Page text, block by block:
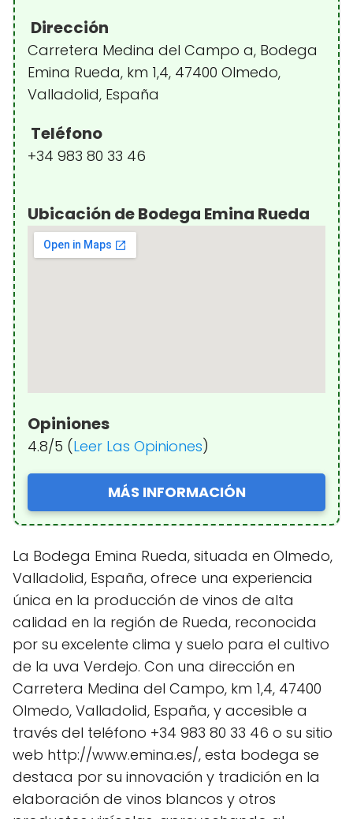
Dirección
Carretera Medina del Campo a, Bodega
Emina Rueda, km 1,4, 47400 Olmedo,
Valladolid, España
Teléfono
+34 983 80 33 46
Ubicación de Bodega Emina Rueda
Opiniones
4.8/5 (Leer Las Opiniones)
MÁS INFORMACIÓN
La Bodega Emina Rueda, situada en Olmedo,
Valladolid, España, ofrece una experiencia
única en la producción de vinos de alta
calidad en la región de Rueda, reconocida
por su excelente clima y suelo para el cultivo
de la uva Verdejo. Con una dirección en
Carretera Medina del Campo, km 1,4, 47400
Olmedo, Valladolid, España, y accesible a
través del teléfono +34 983 80 33 46 o su sitio
web http://www.emina.es/, esta bodega se
destaca por su innovación y tradición en la
elaboración de vinos blancos y otros